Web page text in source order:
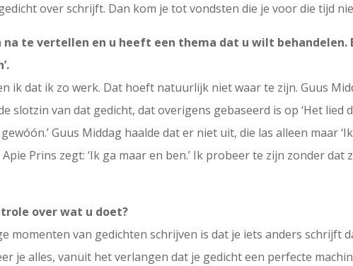
over schrijft. Dan kom je tot vondsten die je voor die tijd
te vertellen en u heeft een thema dat u wilt behandelen.
ik dat ik zo werk. Dat hoeft natuurlijk niet waar te zijn. Guus
slotzin van dat gedicht, dat overigens gebaseerd is op ‘Het lied
gewóón.’ Guus Middag haalde dat er niet uit, die las alleen maar
Prins zegt: ‘Ik ga maar en ben.’ Ik probeer te zijn zonder
over wat u doet?
momenten van gedichten schrijven is dat je iets anders schrijft
je alles, vanuit het verlangen dat je gedicht een perfecte